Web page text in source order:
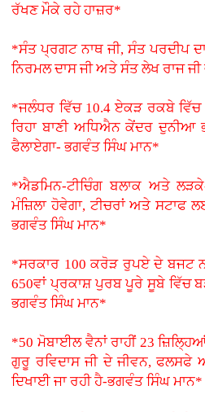
ਰੱਖਣ ਮੌਕੇ ਰਹੇ ਹਾਜ਼ਰ*
*ਸੰਤ ਪ੍ਰਗਟ ਨਾਥ ਜੀ, ਸੰਤ ਪਰਦੀਪ
ਨਿਰਮਲ ਦਾਸ ਜੀ ਅਤੇ ਸੰਤ ਲੇਖ ਰਾਜ
*ਜਲੰਧਰ ਵਿੱਚ 10.4 ਏਕੜ ਰਕਬੇ ਵਿੱਚ
ਰਿਹਾ ਬਾਣੀ ਅਧਿਐਨ ਕੇਂਦਰ ਦੁਨੀਆ
ਫੈਲਾਏਗਾ- ਭਗਵੰਤ ਸਿੰਘ ਮਾਨ*
*ਐਡਮਿਨ-ਟੀਚਿੰਗ ਬਲਾਕ ਅਤੇ
ਮੰਜ਼ਿਲਾ ਹੋਵੇਗਾ, ਟੀਚਰਾਂ ਅਤੇ ਸਟਾਫ
ਭਗਵੰਤ ਸਿੰਘ ਮਾਨ*
*ਸਰਕਾਰ 100 ਕਰੋੜ ਰੁਪਏ ਦੇ ਬਜਟ
650ਵਾਂ ਪ੍ਰਕਾਸ਼ ਪੁਰਬ ਪੂਰੇ ਸੂਬੇ ਵਿੱਚ
ਭਗਵੰਤ ਸਿੰਘ ਮਾਨ*
*50 ਮੋਬਾਈਲ ਵੈਨਾਂ ਰਾਹੀਂ 23
ਗੁਰੂ ਰਵਿਦਾਸ ਜੀ ਦੇ ਜੀਵਨ, ਫਲਸਫੇ
ਦਿਖਾਈ ਜਾ ਰਹੀ ਹੈ-ਭਗਵੰਤ ਸਿੰਘ ਮਾਨ*